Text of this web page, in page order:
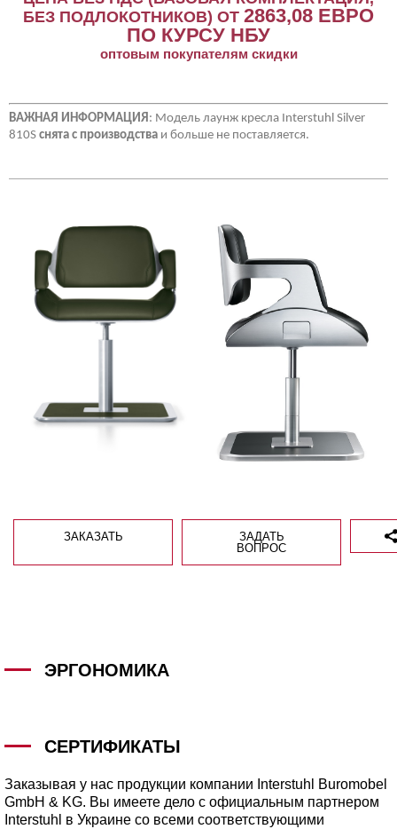
БЕЗ ПОДЛОКОТНИКОВ) ОТ 2863,08 ЕВРО
ПО КУРСУ НБУ
оптовым покупателям скидки
ВАЖНАЯ ИНФОРМАЦИЯ: Модель лаунж кресла Interstuhl Silver
810S снята с производства и больше не поставляется.
ЗАКАЗАТЬ
ЗАДАТЬ
ВОПРОС
ЭРГОНОМИКА
СЕРТИФИКАТЫ
Заказывая у нас продукции компании Interstuhl Buromobel
GmbH & KG. Вы имеете дело с официальным партнером
Interstuhl в Украине со всеми соответствующими